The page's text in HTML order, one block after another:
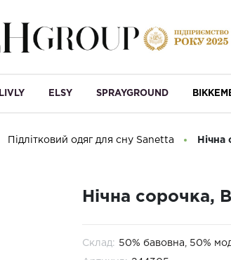
LIVLY ELSY SPRAYGROUND
Підлітковий одяг для сну Sanetta Нічна
Нічна сорочка,
Склад: 50% бавовна, 50%